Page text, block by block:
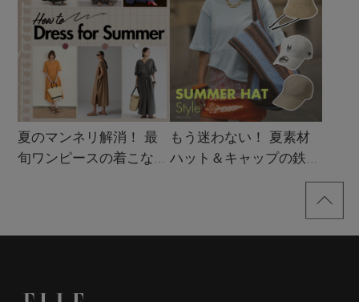
夏のマンネリ解消！ 最
旬ワンピースの着こなし
もう迷わない！ 夏素材
ハット＆キャップの鉄板